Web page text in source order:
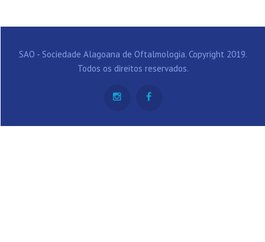
SAO - Sociedade Alagoana de Oftalmologia. Copyright 2019.
Todos os direitos reservados.